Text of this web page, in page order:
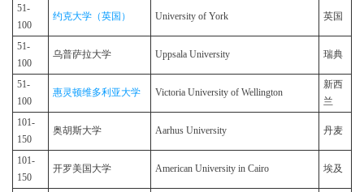
51-
100
约克大学（英国） University of York 英国
51-
100
乌普萨拉大学 Uppsala University 瑞典
51-
100
惠灵顿维多利亚大学 Victoria University of Wellington
新西
兰
101-
150
奥胡斯大学 Aarhus University 丹麦
101-
150
开罗美国大学 American University in Cairo 埃及